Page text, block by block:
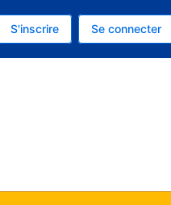
ci : Dollar américain.
est celle-ci : Français.
réservation
S'inscrire Se connecter